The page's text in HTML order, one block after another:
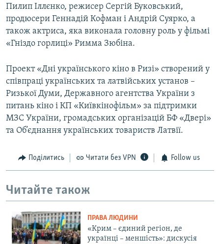
Пилип Іллєнко, режисер Сергій Буковський,
продюсери Геннадій Кофман і Андрій Суярко, а
також актриса, яка виконала головну роль у фільмі
«Гніздо горлиці» Римма Зюбіна.
Проект «Дні українського кіно в Ризі» створений у
співпраці українських та латвійських установ –
Ризької Думи, Державного агентства України з
питань кіно і КП «Київкінофільм» за підтримки
МЗС України, громадських організацій БФ «Двері»
та Об’єднання українських товариств Латвії.
Поділитись Читати без VPN Follow us
Читайте також
ПРАВА ЛЮДИНИ
«Крим – єдиний регіон, де
українці – меншість»: дискусія